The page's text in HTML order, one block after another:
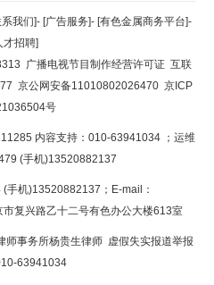
顶部
首页
我们]- [广告服务]- [有色金属商务平台]-
才招聘]
广播电视节目制作经营许可证 互联
京公网安备11010802026470 京ICP
号
内容支持：010-63941034 ；运维
(手机)13520882137
手机)13520882137；E-mail：
市复兴路乙十二号有色办公大楼613室
事务所杨贵生律师 虚假失实报道举报
63941034